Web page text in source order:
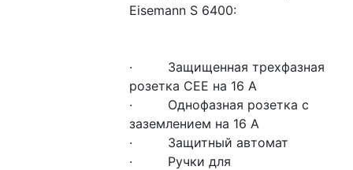
Eisemann S 6400:
·         Защищенная трехфазная
розетка СЕЕ на 16 А
·         Однофазная розетка с
заземлением на 16 А
·         Защитный автомат
·         Ручки для